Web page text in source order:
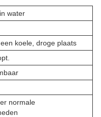
water
koele, droge plaats
normale